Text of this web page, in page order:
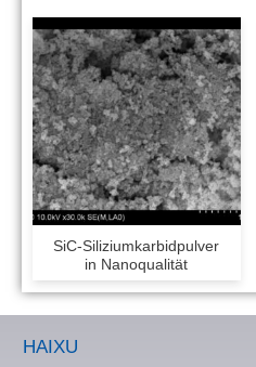
SiC-Siliziumkarbidpulver
in Nanoqualität
HAIXU